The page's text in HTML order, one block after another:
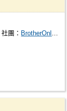
社團： BrotherOnly×Web